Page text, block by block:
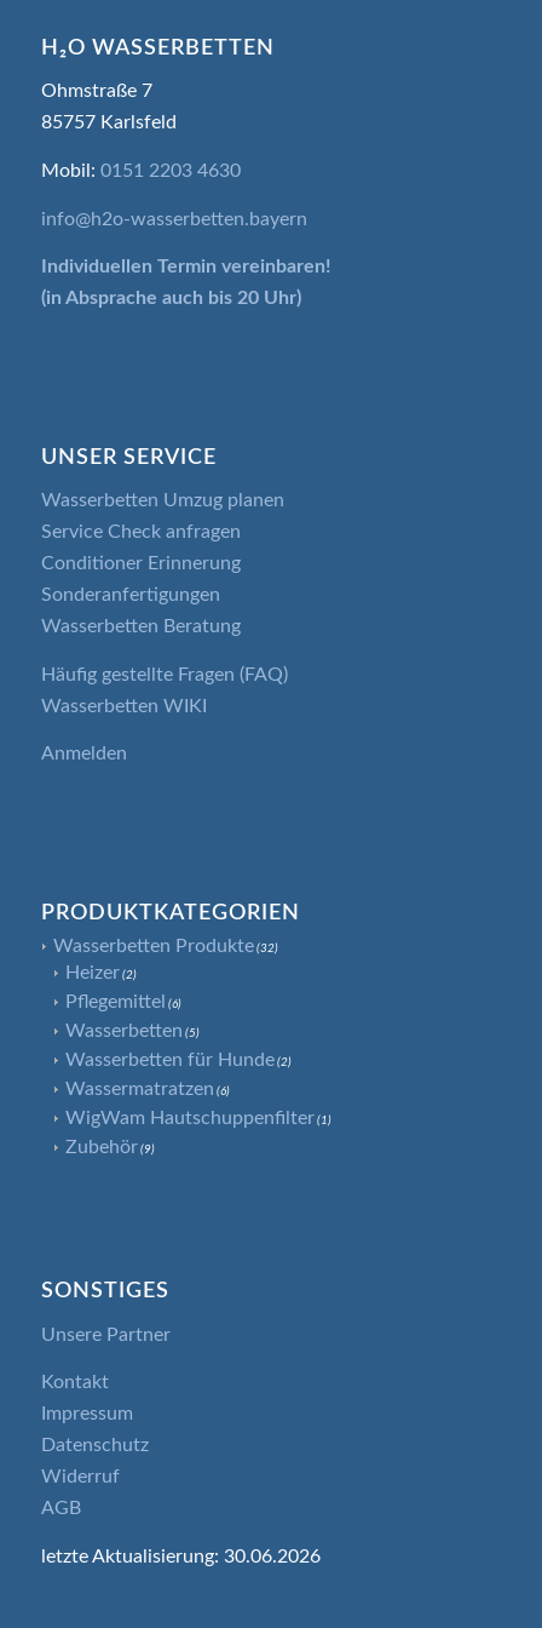
H₂O WASSERBETTEN
Ohmstraße 7
85757 Karlsfeld
Mobil: 0151 2203 4630
info@h2o-wasserbetten.bayern
Individuellen Termin vereinbaren!
(in Absprache auch bis 20 Uhr)
UNSER SERVICE
Wasserbetten Umzug planen
Service Check anfragen
Conditioner Erinnerung
Sonderanfertigungen
Wasserbetten Beratung
Häufig gestellte Fragen (FAQ)
Wasserbetten WIKI
Anmelden
PRODUKTKATEGORIEN
Wasserbetten Produkte (32)
Heizer (2)
Pflegemittel (6)
Wasserbetten (5)
Wasserbetten für Hunde (2)
Wassermatratzen (6)
WigWam Hautschuppenfilter (1)
Zubehör (9)
SONSTIGES
Unsere Partner
Kontakt
Impressum
Datenschutz
Widerruf
AGB
letzte Aktualisierung: 30.06.2026